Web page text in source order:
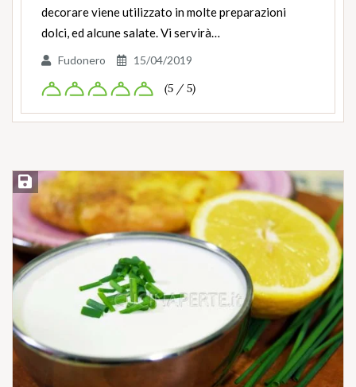
decorare viene utilizzato in molte preparazioni
dolci, ed alcune salate. Vi servirà…
Fudonero 15/04/2019
(5 / 5)
Salva ricetta